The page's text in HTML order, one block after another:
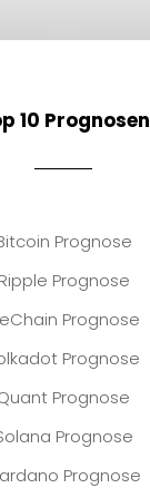
10 Prognosen
Prognose
Ripple Prognose
Prognose
Prognose
Prognose
Prognose
Prognose